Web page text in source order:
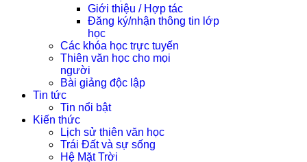
Giới thiệu / Hợp tác
Đăng ký/nhận thông tin lớp
học
Các khóa học trực tuyến
Thiên văn học cho mọi
người
Bài giảng độc lập
Tin tức
Tin nổi bật
Kiến thức
Lịch sử thiên văn học
Trái Đất và sự sống
Hệ Mặt Trời